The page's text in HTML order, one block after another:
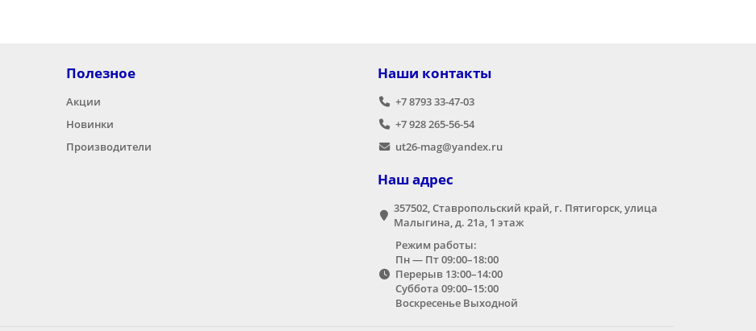
Полезное
Акции
Новинки
Производители
Наши контакты
+7 8793 33-47-03
+7 928 265-56-54
ut26-mag@yandex.ru
Наш адрес
357502, Ставропольский край, г. Пятигорск, улица
Малыгина, д. 21а,​ 1 этаж
Режим работы:
Пн — Пт 09:00–18:00
Перерыв 13:00–14:00
Суббота 09:00–15:00
Воскресенье Выходной